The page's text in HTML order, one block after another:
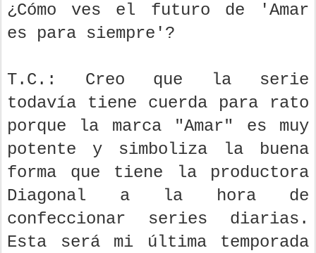
¿Cómo ves el futuro de 'Amar
es para siempre'?
T.C.: Creo que la serie
todavía tiene cuerda para rato
porque la marca "Amar" es muy
potente y simboliza la buena
forma que tiene la productora
Diagonal a la hora de
confeccionar series diarias.
Esta será mi última temporada